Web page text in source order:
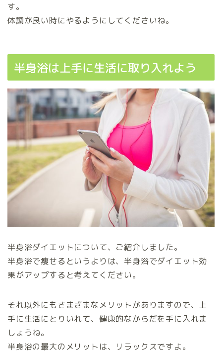
す。
体調が良い時にやるようにしてくださいね。
半身浴は上手に生活に取り入れよう
半身浴ダイエットについて、ご紹介しました。
半身浴で痩せるというよりは、半身浴でダイエット効
果がアップすると考えてください。
それ以外にもさまざまなメリットがありますので、上
手に生活にとりいれて、健康的なからだを手に入れま
しょうね。
半身浴の最大のメリットは、リラックスですよ。